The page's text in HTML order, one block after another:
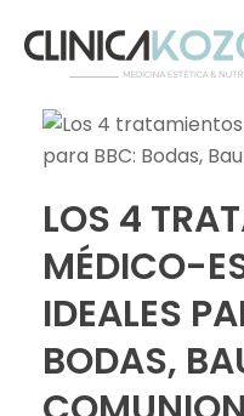
LOS 4
MÉDICO-
IDEALES
BODAS,